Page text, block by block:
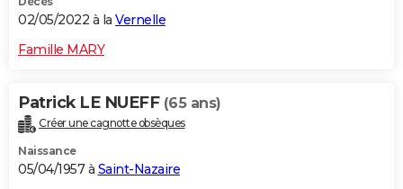
02/05/2022 à la Vernelle
Famille MARY
Patrick LE NUEFF (65 ans)
Créer une cagnotte obsèques
Naissance
05/04/1957 à Saint-Nazaire